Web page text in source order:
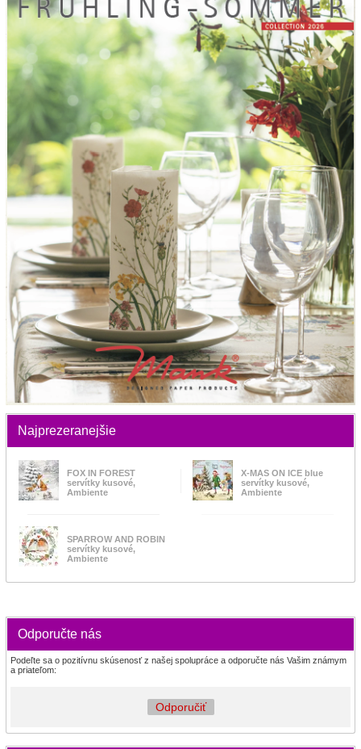
Najprezeranejšie
FOX IN FOREST
servítky kusové,
Ambiente
X-MAS ON ICE blue
servítky kusové,
Ambiente
SPARROW AND ROBIN
servítky kusové,
Ambiente
Odporučte nás
Podeľte sa o pozitívnu skúsenosť z našej spolupráce a odporučte nás Vašim známym
a priateľom:
Odporučiť